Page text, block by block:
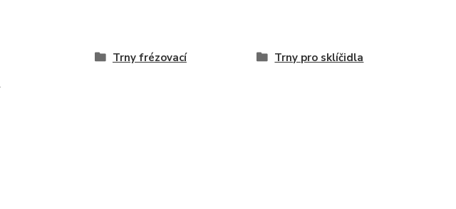
Trny frézovací
Trny pro sklíčidla